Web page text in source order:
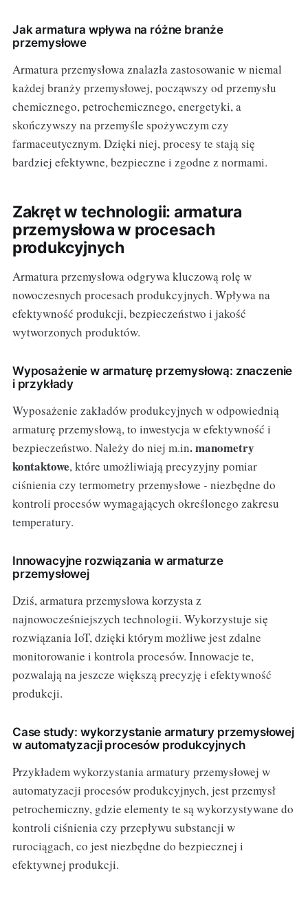
Jak armatura wpływa na różne branże
przemysłowe
Armatura przemysłowa znalazła zastosowanie w niemal
każdej branży przemysłowej, począwszy od przemysłu
chemicznego, petrochemicznego, energetyki, a
skończywszy na przemyśle spożywczym czy
farmaceutycznym. Dzięki niej, procesy te stają się
bardziej efektywne, bezpieczne i zgodne z normami.
Zakręt w technologii: armatura
przemysłowa w procesach
produkcyjnych
Armatura przemysłowa odgrywa kluczową rolę w
nowoczesnych procesach produkcyjnych. Wpływa na
efektywność produkcji, bezpieczeństwo i jakość
wytworzonych produktów.
Wyposażenie w armaturę przemysłową: znaczenie
i przykłady
Wyposażenie zakładów produkcyjnych w odpowiednią
armaturę przemysłową, to inwestycja w efektywność i
bezpieczeństwo. Należy do niej m.in. manometry
kontaktowe, które umożliwiają precyzyjny pomiar
ciśnienia czy termometry przemysłowe - niezbędne do
kontroli procesów wymagających określonego zakresu
temperatury.
Innowacyjne rozwiązania w armaturze
przemysłowej
Dziś, armatura przemysłowa korzysta z
najnowocześniejszych technologii. Wykorzystuje się
rozwiązania IoT, dzięki którym możliwe jest zdalne
monitorowanie i kontrola procesów. Innowacje te,
pozwalają na jeszcze większą precyzję i efektywność
produkcji.
Case study: wykorzystanie armatury przemysłowej
w automatyzacji procesów produkcyjnych
Przykładem wykorzystania armatury przemysłowej w
automatyzacji procesów produkcyjnych, jest przemysł
petrochemiczny, gdzie elementy te są wykorzystywane do
kontroli ciśnienia czy przepływu substancji w
rurociągach, co jest niezbędne do bezpiecznej i
efektywnej produkcji.